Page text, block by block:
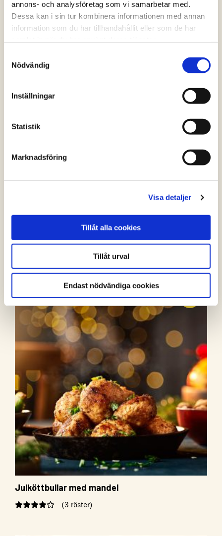
annons- och analysföretag som vi samarbetar med.
Dessa kan i sin tur kombinera informationen med annan
information som du har tillhandahållit eller som de har
Nödvändig
Inställningar
Statistik
Marknadsföring
Visa detaljer
Tillåt alla cookies
Tillåt urval
Endast nödvändiga cookies
Juliga kycklingköttbullar
(1 röster)
Julköttbullar med mandel
(3 röster)